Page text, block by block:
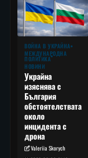
ВОЙНА В УКРАЙНА
МЕЖДУНАРОДНА
ПОЛИТИКА
НОВИНИ
Украйна
изяснява с
България
обстоятелствата
около
инцидента с
дрона
Valeriia Skorych